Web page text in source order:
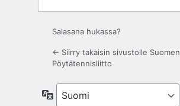
Salasana hukassa?
← Siirry takaisin sivustolle Suomen
Pöytätennisliitto
Kieli